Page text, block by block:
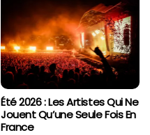
Été 2026 : Les Artistes Qui Ne
Jouent Qu’une Seule Fois En
France